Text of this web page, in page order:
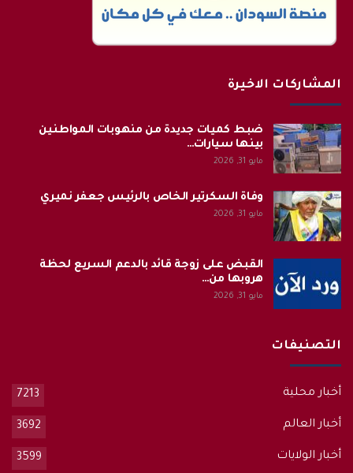
المشاركات الاخيرة
ضبط كميات جديدة من منهوبات المواطنين
بينها سيارات…
مايو 31, 2026
وفاة السكرتير الخاص بالرئيس جعفر نميري
مايو 31, 2026
القبض على زوجة قائد بالدعم السريع لحظة
هروبها من…
مايو 31, 2026
التصنيفات
أخبار محلية 7213
أخبار العالم 3692
أخبار الولايات 3599